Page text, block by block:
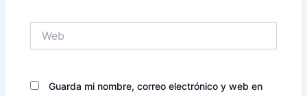
Guarda mi nombre, correo electrónico y web en